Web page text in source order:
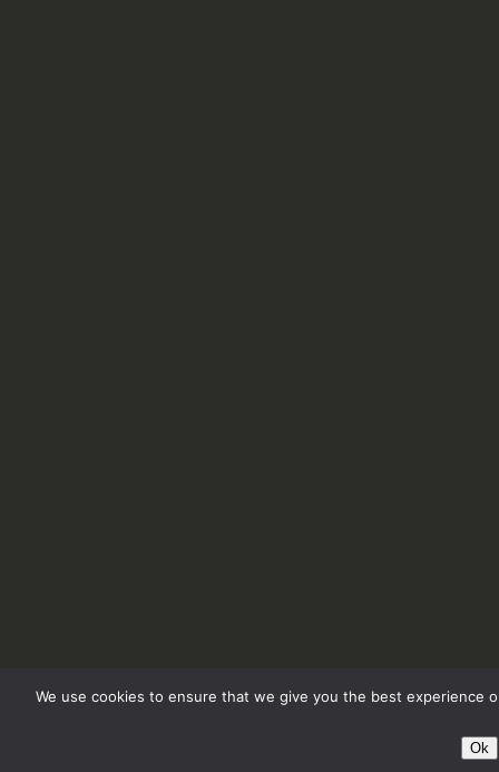
We use cookies to ensure that we give you the best experience
Ok